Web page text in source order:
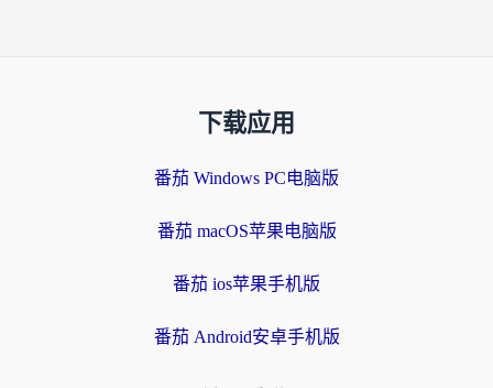
下载应用
番茄 Windows PC电脑版
番茄 macOS苹果电脑版
番茄 ios苹果手机版
番茄 Android安卓手机版